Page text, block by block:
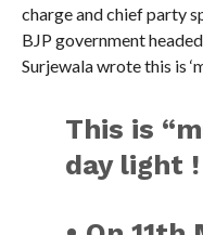
charge and chief party
BJP government
Surjewala wrote this is
This is
day light !